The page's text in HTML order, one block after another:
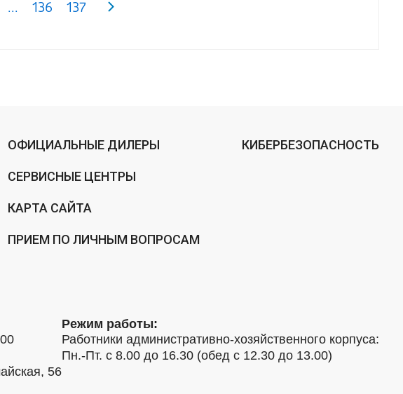
... 136 137
ОФИЦИАЛЬНЫЕ ДИЛЕРЫ
СЕРВИСНЫЕ ЦЕНТРЫ
КАРТА САЙТА
ПРИЕМ ПО ЛИЧНЫМ ВОПРОСАМ
КИБЕРБЕЗОПАСНОСТЬ
56
Режим работы:
Работники административно-хозяйственного корпуса:
Пн.-Пт. с 8.00 до 16.30 (обед с 12.30 до 13.00)